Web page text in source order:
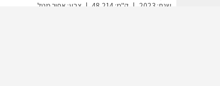
שנת:
2023 ק"מ:
48,214 צבע: אפור מטל